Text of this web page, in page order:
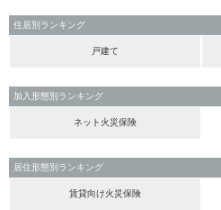
住居別ランキング
戸建て
加入形態別ランキング
ネット火災保険
居住形態別ランキング
賃貸向け火災保険